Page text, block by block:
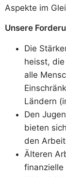
Aspekte im
Unsere
Die
heisst,
alle
Ländern
Den
bieten
den
Älteren